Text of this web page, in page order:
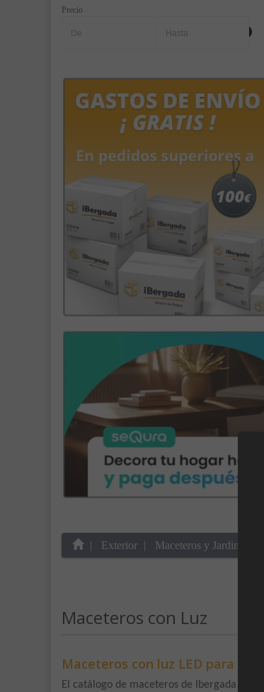
Precio
Exterior Maceteros y Jardineras
Maceteros con Luz
Maceteros con luz LED para
El catálogo de maceteros de Ibergada está